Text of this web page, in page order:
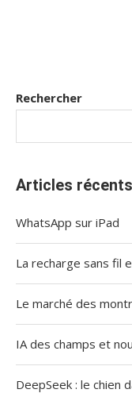
Rechercher
Articles récents
WhatsApp sur iPad
La recharge sans fil
Le marché des
IA des champs et
DeepSeek : le chien